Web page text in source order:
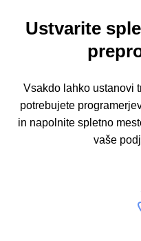
Ustvarite
Vsakdo lahko ustanovi
potrebujete
in napolnite spletno
vaše